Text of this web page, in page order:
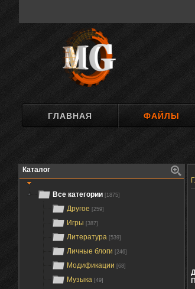
ГЛАВНАЯ ФАЙЛЫ
Каталог
Все категории [1875]
Другое [259]
Игры [387]
Литература [539]
Личные блоги [246]
Модификации [68]
Музыка [49]